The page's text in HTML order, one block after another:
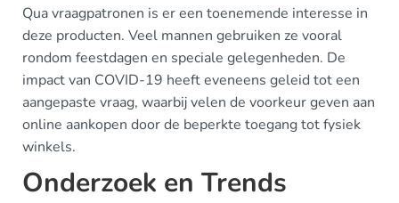
Qua vraagpatronen is er een toenemende interesse in
deze producten. Veel mannen gebruiken ze vooral
rondom feestdagen en speciale gelegenheden. De
impact van COVID-19 heeft eveneens geleid tot een
aangepaste vraag, waarbij velen de voorkeur geven aan
online aankopen door de beperkte toegang tot fysiek
winkels.
Onderzoek en Trends